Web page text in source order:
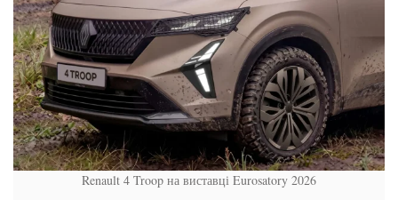
Renault 4 Troop на виставці Eurosatory 2026